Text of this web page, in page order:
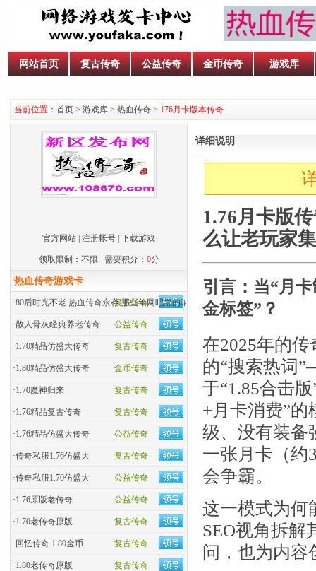
网站首页 复古传奇 公益传奇 金币传奇 游戏库
当前位置： 首页 > 游戏库 > 热血传奇 > 176月卡版本传奇
官方网站 注册帐号 下载游戏
领取限制：不限 需要积分： 0分
热血传奇游戏卡
复古传奇
·80后时光不老 热血传奇永存 那些年网吧里的呐喊
公益传奇
·散人骨灰经典养老传奇
复古传奇
·1.70精品仿盛大传奇
金币传奇
·1.80精品仿盛大传奇
复古传奇
·1.70魔神归来
复古传奇
·1.76精品复古传奇
公益传奇
·1.76精品仿盛大传奇
复古传奇
·传奇私服1.76仿盛大
公益传奇
·传奇私服1.70仿盛大
公益传奇
·1.76原版老传奇
复古传奇
·1.70老传奇原版
复古传奇
· 回忆传奇 1.80金币
复古传奇
·1.80老传奇原版
详细说明
1.76月卡版
么让老玩家
引言：当“月
金标签”？
在2025年的
的“搜索热词
于“1.85合击
+月卡消费”的
级、没有装备
一张月卡（约
会争霸。
这一模式为何
SEO视角拆解
问，也为内容